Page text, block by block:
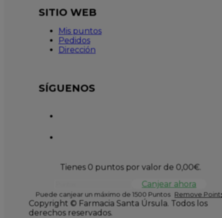
SITIO WEB
Mis puntos
Pedidos
Dirección
SÍGUENOS
Tienes 0 puntos por valor de 0,00€.
Canjear ahora
Puede canjear un máximo de 1500 Puntos Remove
Copyright © Farmacia Santa Úrsula. Todos los
derechos reservados.